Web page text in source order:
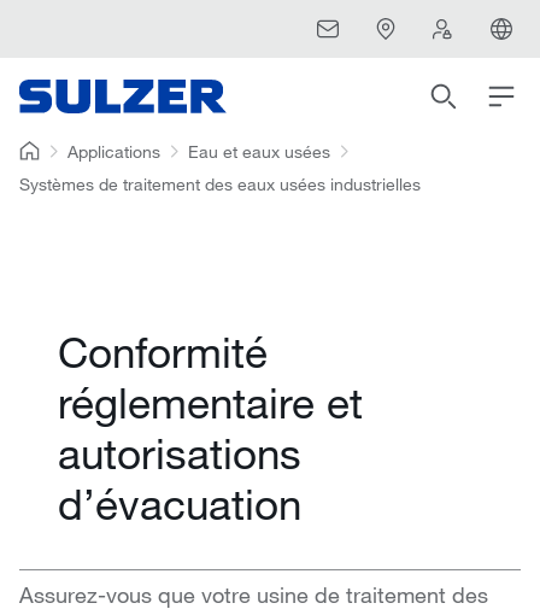
Applications
Eau et eaux usées
Systèmes de traitement des eaux usées industrielles
Conformité
réglementaire et
autorisations
d’évacuation
Assurez-vous que votre usine de traitement des